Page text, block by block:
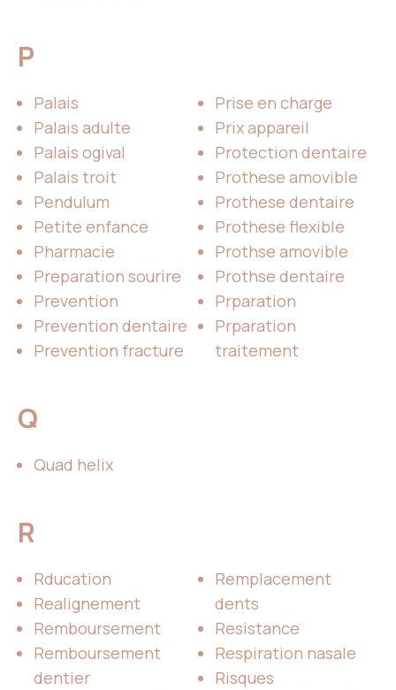
P
Palais
Palais adulte
Palais ogival
Palais troit
Pendulum
Petite enfance
Pharmacie
Preparation sourire
Prevention
Prevention dentaire
Prevention fracture
Prise en charge
Prix appareil
Protection dentaire
Prothese amovible
Prothese dentaire
Prothese flexible
Prothse amovible
Prothse dentaire
Prparation
Prparation
traitement
Q
Quad helix
R
Rducation
Realignement
Remboursement
Remboursement
dentier
Remplacement
dents
Resistance
Respiration nasale
Risques